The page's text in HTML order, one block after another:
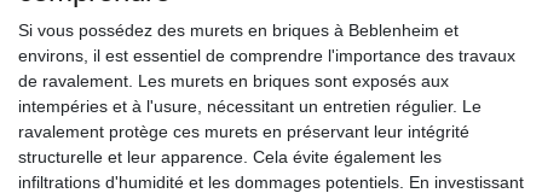
Si vous possédez des murets en briques à Beblenheim et
environs, il est essentiel de comprendre l'importance des travaux
de ravalement. Les murets en briques sont exposés aux
intempéries et à l'usure, nécessitant un entretien régulier. Le
ravalement protège ces murets en préservant leur intégrité
structurelle et leur apparence. Cela évite également les
infiltrations d'humidité et les dommages potentiels. En investissant